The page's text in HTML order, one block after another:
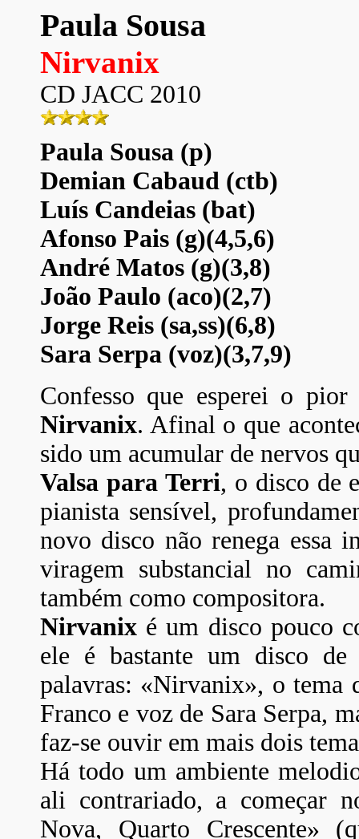
Paula Sousa
Nirvanix
CD JACC 2010
Paula Sousa (p)
Demian Cabaud (ctb)
Luís Candeias (bat)
Afonso Pais (g)(4,5,6)
André Matos (g)(3,8)
João Paulo (aco)(2,7)
Jorge Reis (sa,ss)(6,8)
Sara Serpa (voz)(3,7,9)
Confesso que esperei o pior
Nirvanix. Afinal o que
sido um acumular de nervos
Valsa para Terri, o disco de
pianista sensível,
novo disco não renega essa
viragem substancial no
também como compositora.
Nirvanix é um disco pouco
ele é bastante um disco de
palavras: «Nirvanix», o tema
Franco e voz de Sara Serpa,
faz-se ouvir em mais dois
Há todo um ambiente
ali contrariado, a começar
Nova, Quarto Crescente»